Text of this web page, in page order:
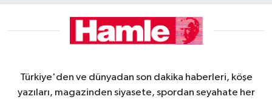
Türkiye'den ve dünyadan son dakika haberleri, köşe
yazıları, magazinden siyasete, spordan seyahate her